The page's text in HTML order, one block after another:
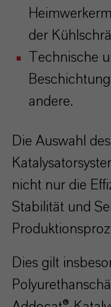
der
Technische
andere.
Die Auswahl
nicht nur die
Stabilität und
Dies gilt